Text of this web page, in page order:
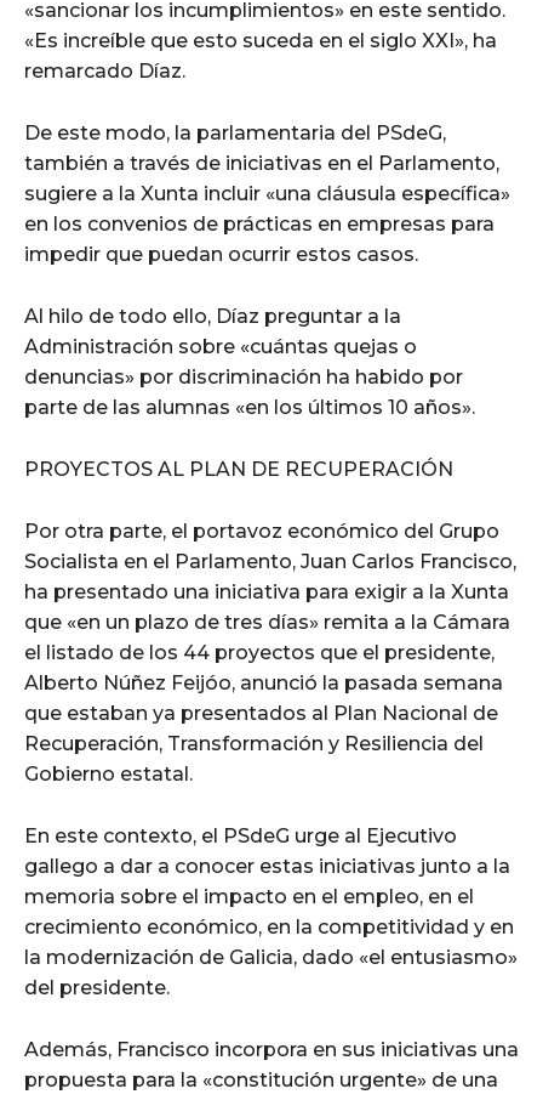
«sancionar los incumplimientos» en este sentido.
«Es increíble que esto suceda en el siglo XXI», ha
remarcado Díaz.
De este modo, la parlamentaria del PSdeG,
también a través de iniciativas en el Parlamento,
sugiere a la Xunta incluir «una cláusula específica»
en los convenios de prácticas en empresas para
impedir que puedan ocurrir estos casos.
Al hilo de todo ello, Díaz preguntar a la
Administración sobre «cuántas quejas o
denuncias» por discriminación ha habido por
parte de las alumnas «en los últimos 10 años».
PROYECTOS AL PLAN DE RECUPERACIÓN
Por otra parte, el portavoz económico del Grupo
Socialista en el Parlamento, Juan Carlos Francisco,
ha presentado una iniciativa para exigir a la Xunta
que «en un plazo de tres días» remita a la Cámara
el listado de los 44 proyectos que el presidente,
Alberto Núñez Feijóo, anunció la pasada semana
que estaban ya presentados al Plan Nacional de
Recuperación, Transformación y Resiliencia del
Gobierno estatal.
En este contexto, el PSdeG urge al Ejecutivo
gallego a dar a conocer estas iniciativas junto a la
memoria sobre el impacto en el empleo, en el
crecimiento económico, en la competitividad y en
la modernización de Galicia, dado «el entusiasmo»
del presidente.
Además, Francisco incorpora en sus iniciativas una
propuesta para la «constitución urgente» de una